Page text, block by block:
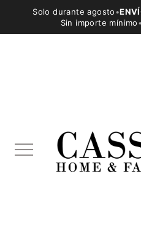
Solo durante agosto•
Sin importe mínimo